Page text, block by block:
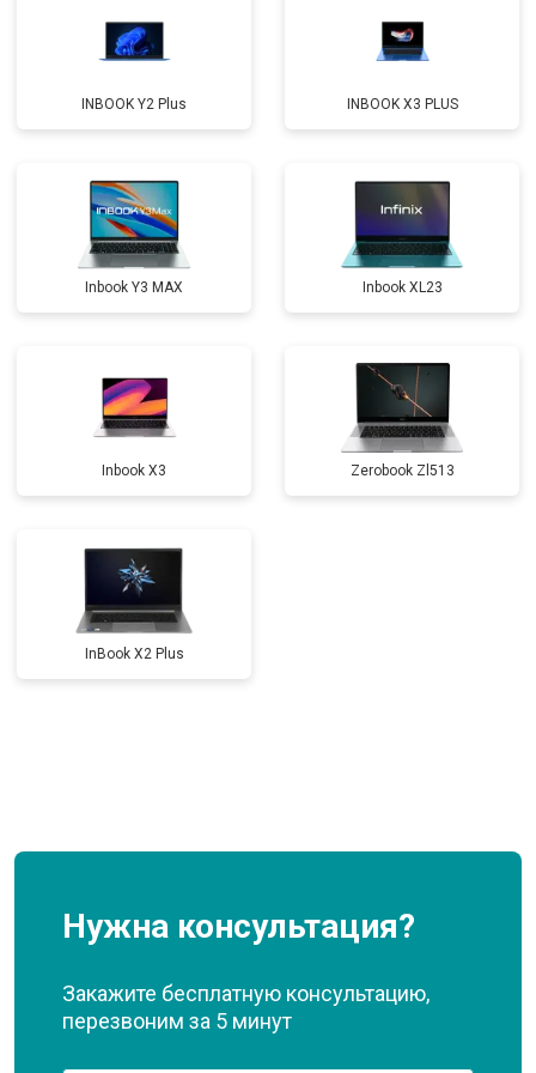
Замена микрофона от 2600 ₽ Заказать
Замена оперативной памяти от 1100 ₽ Заказать
Прошивка BIOS от 1500 ₽ Заказать
Ремонт петель от 3990 ₽
INBOOK Y2 Plus INBOOK X3 PLUS
Inbook Y3 MAX Inbook XL23
Inbook X3 Zerobook Zl513
InBook X2 Plus
Нужна консультация?
Закажите бесплатную консультацию,
перезвоним за 5 минут